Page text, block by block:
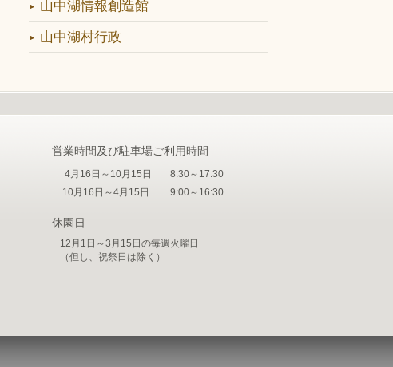
山中湖情報創造館
山中湖村行政
営業時間及び駐車場ご利用時間
4月16日～10月15日
8:30～17:30
10月16日～4月15日
9:00～16:30
休園日
12月1日～3月15日の毎週火曜日
（但し、祝祭日は除く）